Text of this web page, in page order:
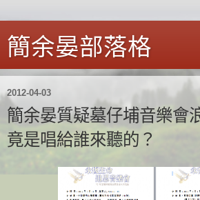
簡余晏部落格
2012-04-03
簡余晏質疑墓仔埔音樂會
竟是唱給誰來聽的？